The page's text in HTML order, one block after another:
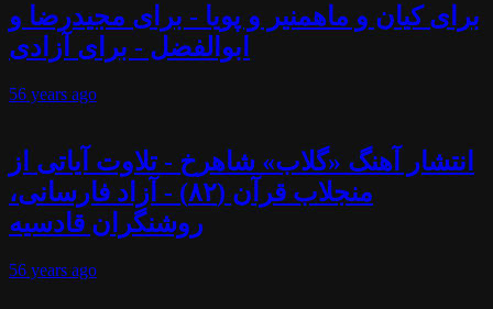
برای کیان و ماهمنیر و پویا - برای مجیدرضا و
ابوالفضل - برای آزادی
56 years ago
انتشار آهنگ «گلاب» شاهرخ - تلاوت آیاتی از
منجلاب قرآن (۸۲) - آزاد فارسانی،
روشنگران قادسیه
56 years ago